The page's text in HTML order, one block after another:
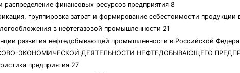
финансовых ресурсов предприятия 8
группировка затрат и формирование себестоимости
в нефтегазовой промышленности 21
развития нефтедобывающей промышленности в Российской
ЭКОНОМИЧЕСКОЙ ДЕЯТЕЛЬНОСТИ НЕФТЕДОБЫВАЮЩЕГО
предприятия 27